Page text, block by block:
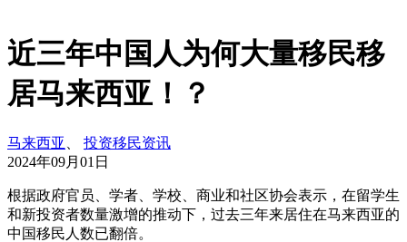
近三年中国人为何大量移民移
居马来西亚！？
马来西亚
投资移民资讯
2024年09月01日
根据政府官员、学者、学校、商业和社区协会表示，在留学生
和新投资者数量激增的推动下，过去三年来居住在马来西亚的
中国移民人数已翻倍。